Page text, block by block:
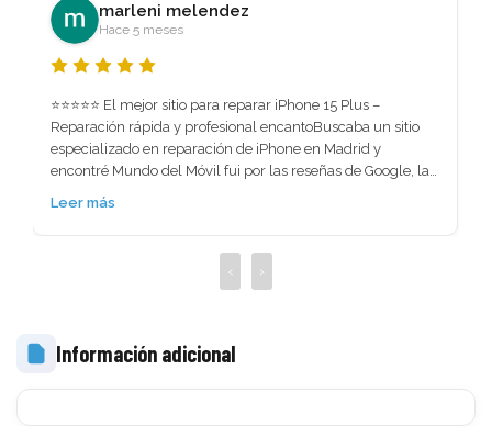
arcol streams
Hace 1 mes
Me repararon la pantalla de mi MacBook en tiempo récord
súper recomendable el servicio. Excelente trabajo y super
rápido. No perdí ningún tipo de información lo necesitaba
urgente me lo solucionaron.
Leer más
‹ ›
Información adicional